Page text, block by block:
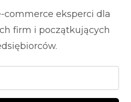
commerce eksperci dla
firm i początkujących